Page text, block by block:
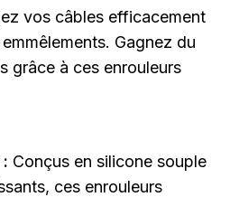
vos câbles efficacement
Gagnez du
grâce à ces enrouleurs
Conçus en silicone souple
ces enrouleurs